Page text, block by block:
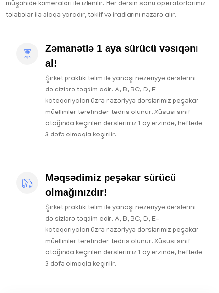
müşahidə kameraları ilə izlənilir. Hər dərsin sonu operatorlarımız
tələbələr ilə əlaqə yaradır, təklif və iradlarını nəzərə alır.
Zəmanətlə 1 aya sürücü vəsiqəni
al!
Şirkət praktiki təlim ilə yanaşı nəzəriyyə dərslərini
də sizlərə təqdim edir. A, B, BC, D, E-
kateqoriyaları üzrə nəzəriyyə dərslərimiz peşəkar
müəllimlər tərəfindən tədris olunur. Xüsusi sinif
otağında keçirilən dərslərimiz 1 ay ərzində, həftədə
3 dəfə olmaqla keçirilir.
Məqsədimiz peşəkar sürücü
olmağınızdır!
Şirkət praktiki təlim ilə yanaşı nəzəriyyə dərslərini
də sizlərə təqdim edir. A, B, BC, D, E-
kateqoriyaları üzrə nəzəriyyə dərslərimiz peşəkar
müəllimlər tərəfindən tədris olunur. Xüsusi sinif
otağında keçirilən dərslərimiz 1 ay ərzində, həftədə
3 dəfə olmaqla keçirilir.